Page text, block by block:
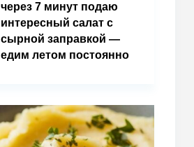
через 7 минут подаю
интересный салат с
сырной заправкой —
едим летом постоянно